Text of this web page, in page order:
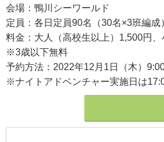
会場：鴨川シーワールド
定員：各日定員90名（30名×3班編成
料金：大人（高校生以上）1,500円
※3歳以下無料
予約方法：2022年12月1日（木）
※ナイトアドベンチャー実施日は